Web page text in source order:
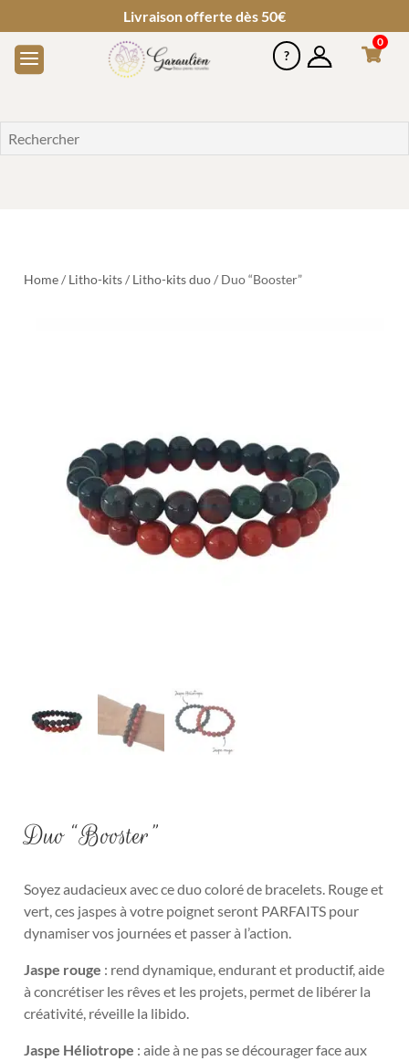
Livraison offerte dès 50€
0
Home/ Litho-kits/ Litho-kits duo/ Duo “Booster”
Duo “Booster”
Soyez audacieux avec ce duo coloré de bracelets. Rouge et
vert, ces jaspes à votre poignet seront PARFAITS pour
dynamiser vos journées et passer à l’action.
Jaspe rouge : rend dynamique, endurant et productif, aide
à concrétiser les rêves et les projets, permet de libérer la
créativité, réveille la libido.
Jaspe Héliotrope : aide à ne pas se décourager face aux